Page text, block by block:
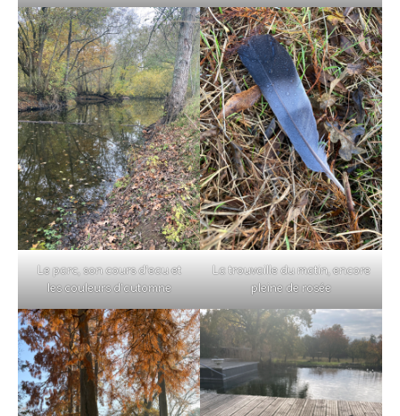
Le parc, son cours d’eau et
les couleurs d’automne
La trouvaille du matin, encore
pleine de rosée